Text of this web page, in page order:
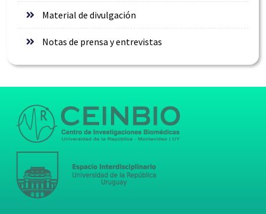
Material de divulgación
Notas de prensa y entrevistas